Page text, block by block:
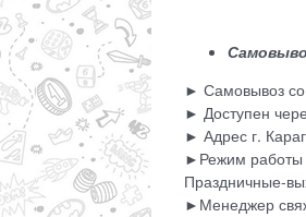
► Самовывоз
► Доступен
► Адрес г.
►Режим работы
Праздничные-
►Менеджер